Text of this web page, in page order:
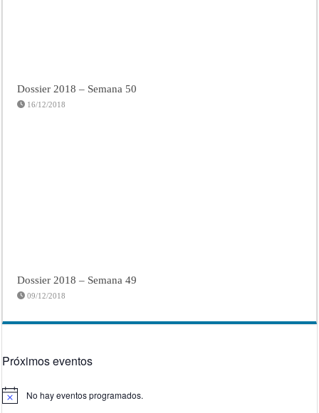
Dossier 2018 – Semana 50
16/12/2018
Dossier 2018 – Semana 49
09/12/2018
Próximos eventos
Aviso No hay eventos programados.